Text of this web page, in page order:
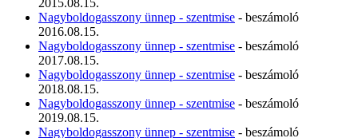
Nagyboldogasszony ünnep - szentmise - beszámoló
2016.08.15.
Nagyboldogasszony ünnep - szentmise - beszámoló
2017.08.15.
Nagyboldogasszony ünnep - szentmise - beszámoló
2018.08.15.
Nagyboldogasszony ünnep - szentmise - beszámoló
2019.08.15.
Nagyboldogasszony ünnep - szentmise - beszámoló